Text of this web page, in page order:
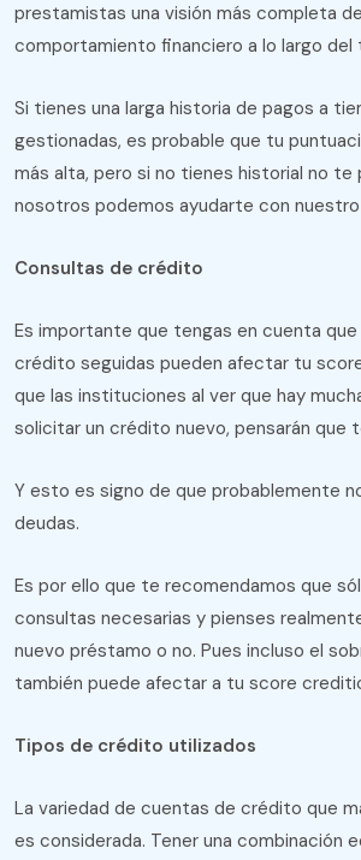
prestamistas una visión más completa
comportamiento financiero a lo largo del
Si tienes una larga historia de pagos a
gestionadas, es probable que tu
más alta, pero si no tienes historial no te
nosotros podemos ayudarte con nuestro
Consultas de crédito
Es importante que tengas en cuenta
crédito seguidas pueden afectar tu
que las instituciones al ver que hay
solicitar un crédito nuevo, pensarán que
Y esto es signo de que probablemente
deudas.
Es por ello que te recomendamos que
consultas necesarias y pienses
nuevo préstamo o no. Pues incluso el
también puede afectar a tu score
Tipos de crédito utilizados
La variedad de cuentas de crédito que
es considerada. Tener una combinación